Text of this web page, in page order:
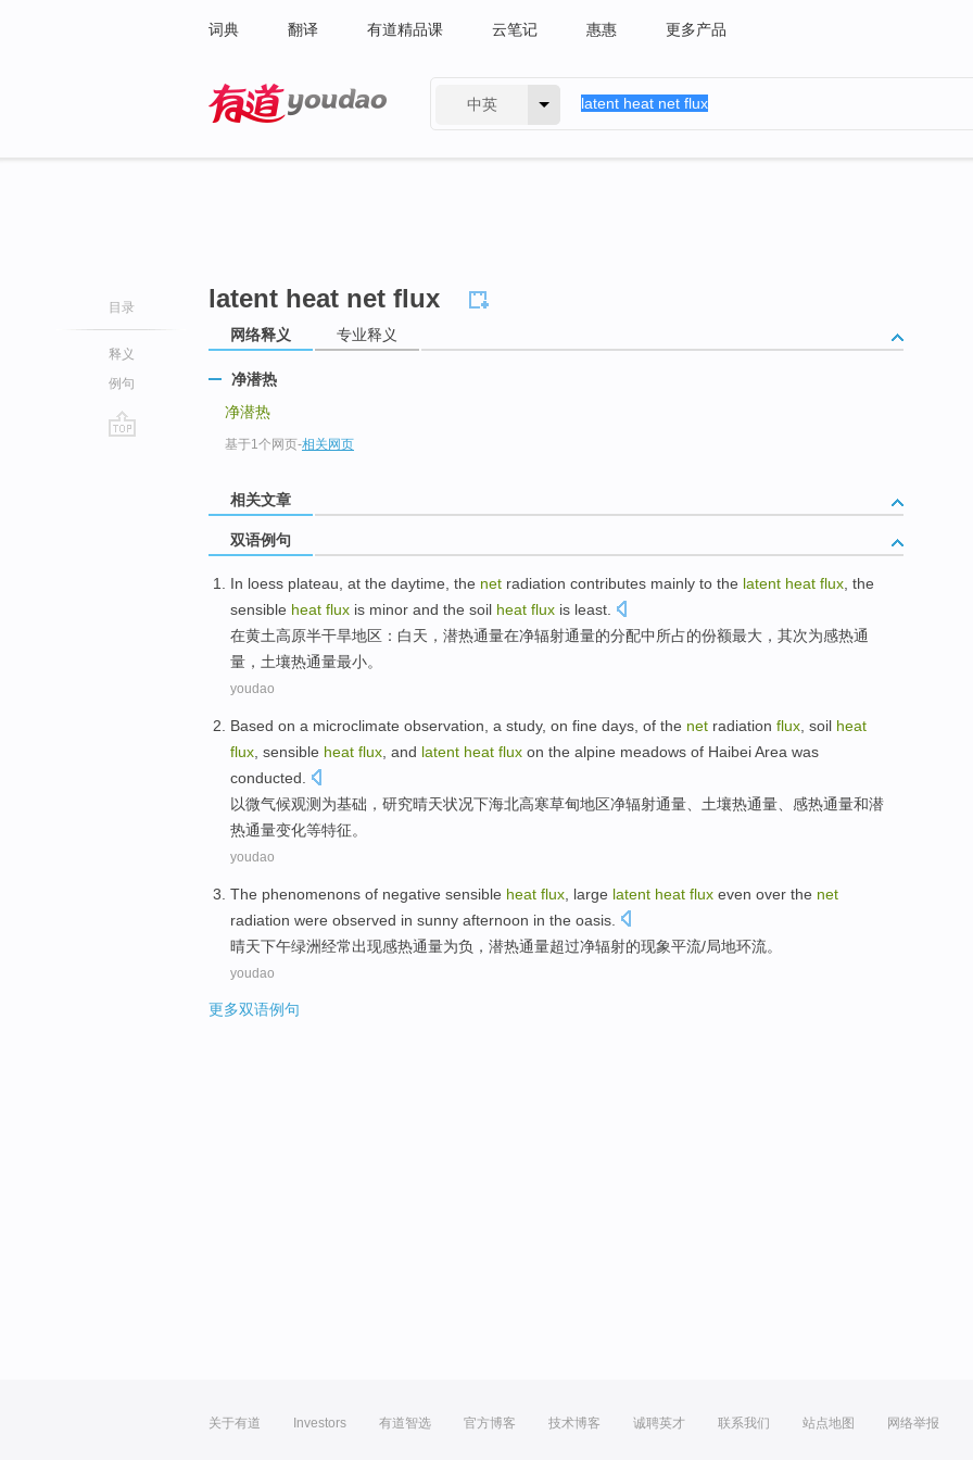
词典 翻译 有道精品课 云笔记 惠惠 更多产品
中英
目录
释义
例句
latent heat net flux
网络释义 专业释义
净潜热
净潜热
基于1个网页-相关网页
相关文章
双语例句
In loess plateau at the daytime the net radiation contributes mainly to the latent heat flux , the
sensible heat flux is minor and the soil heat flux is least
在黄土高原半干旱地区： 白天 ， 潜热通量在净辐射通量的分配中所占的份额最大，其次为感热通
量， 土壤热通量最小。
youdao
Based on a microclimate observation , a study, on fine days , of the net radiation flux soil heat
flux , sensible heat flux , and latent heat flux on the alpine meadows of HaibeiArea was
conducted.
以微气候观测 为基础 ， 研究晴天状况下海北高寒草甸地区净辐射通量 土壤热通量、感热通量和潜
热通量变化等特征。
youdao
The phenomenons of negative sensible heat flux , large latent heat flux even over the net
radiation were observed in sunny afternoon in the oasis
晴天下午绿洲经常出现感热通量为负 ， 潜热通量超过净辐射的现象平流/局地环流。
youdao
更多双语例句
关于有道 Investors 有道智选 官方博客 技术博客 诚聘英才 联系我们 站点地图 网络举报